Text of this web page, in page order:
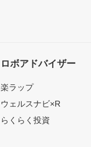
ロボアドバイザー
楽ラップ
ウェルスナビ×R
らくらく投資